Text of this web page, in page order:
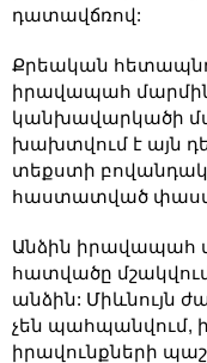
դատավճռով:
Քրեական
իրավապահ
կանխավարկածի
խախտվում է այն
տեքստի
հաստատված
Անձին իրավապահ
հատվածը
անձին: Միևնույն
չեն պահպանվում,
իրավունքների